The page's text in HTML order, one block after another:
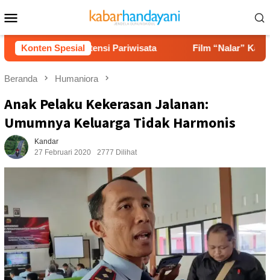
ke
kontenMobile
Konten Spesial
hingga Potensi Pariwisata Film “Nalar” Karya Guru
Beranda Humaniora
Anak Pelaku Kekerasan Jalanan:
Umumnya Keluarga Tidak Harmonis
Kandar
27 Februari 2020
2777 Dilihat